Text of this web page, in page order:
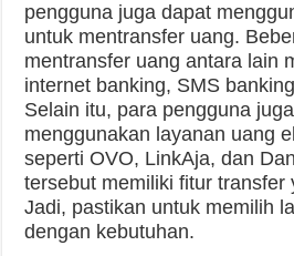
pengguna juga dapat
untuk mentransfer uang.
mentransfer uang antara lain
internet banking, SMS
Selain itu, para pengguna
menggunakan layanan uang
seperti OVO, LinkAja, dan
tersebut memiliki fitur transfer
Jadi, pastikan untuk memilih
dengan kebutuhan.